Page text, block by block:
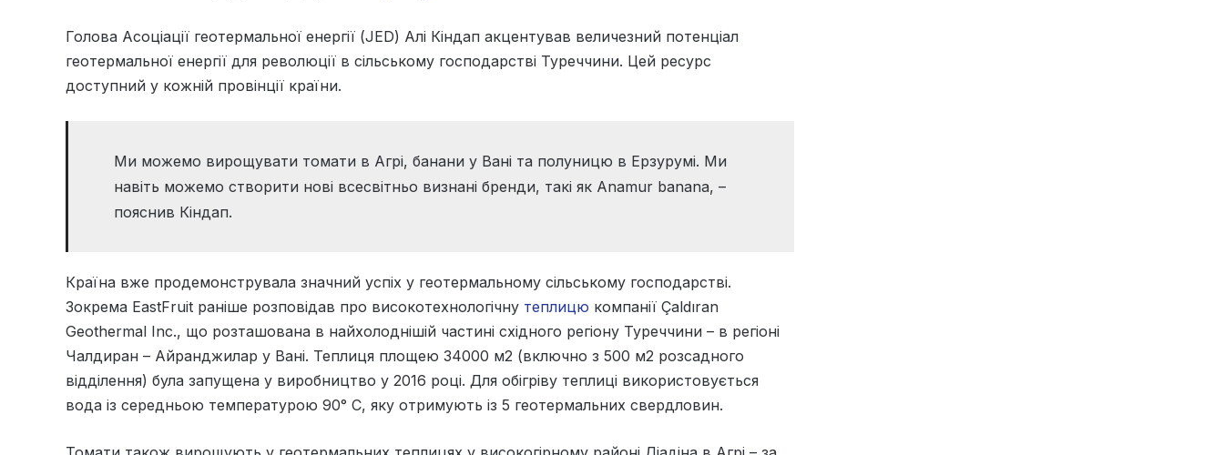
Голова Асоціації геотермальної енергії (JED) Алі Кіндап акцентував величезний потенціал
геотермальної енергії для революції в сільському господарстві Туреччини. Цей ресурс
доступний у кожній провінції країни.
Ми можемо вирощувати томати в Агрі, банани у Вані та полуницю в Ерзурумі. Ми
навіть можемо створити нові всесвітньо визнані бренди, такі як Anamur banana, –
пояснив Кіндап.
Країна вже продемонструвала значний успіх у геотермальному сільському господарстві.
Зокрема EastFruit раніше розповідав про високотехнологічну теплицю компанії Çaldıran
Geothermal Inc., що розташована в найхолоднішій частині східного регіону Туреччини – в регіоні
Чалдиран – Айранджилар у Вані. Теплиця площею 34000 м2 (включно з 500 м2 розсадного
відділення) була запущена у виробництво у 2016 році. Для обігріву теплиці використовується
вода із середньою температурою 90° C, яку отримують із 5 геотермальних свердловин.